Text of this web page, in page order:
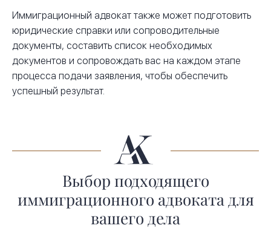
Иммиграционный адвокат также может подготовить
юридические справки или сопроводительные
документы, составить список необходимых
документов и сопровождать вас на каждом этапе
процесса подачи заявления, чтобы обеспечить
успешный результат.
Выбор подходящего
иммиграционного адвоката для
вашего дела